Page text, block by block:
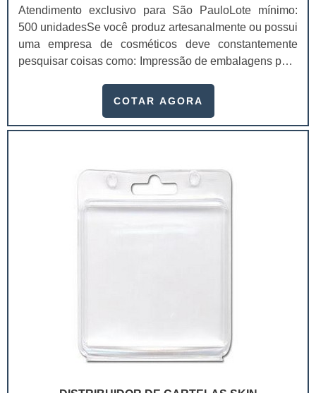
Atendimento exclusivo para São PauloLote mínimo:
500 unidadesSe você produz artesanalmente ou possui
uma empresa de cosméticos deve constantemente
pesquisar coisas como: Impressão de embalagens para
um investimento necessário para quem está no
extremamente competitivo, assim, as embalagens
COTAR AGORA